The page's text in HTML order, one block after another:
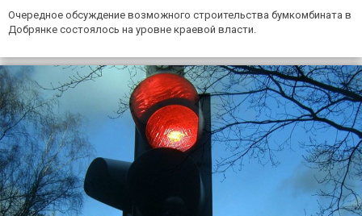
Очередное обсуждение возможного строительства бумкомбината в
Добрянке состоялось на уровне краевой власти.